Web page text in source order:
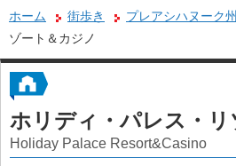
ホーム 街歩き プレアシハヌーク州
ゾート＆カジノ
ホリディ・パレス・リ
Holiday Palace Resort&Casino